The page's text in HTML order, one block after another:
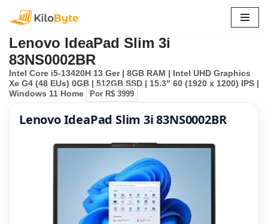
para
o
conteúdo
Lenovo IdeaPad Slim 3i
83NS0002BR
Intel Core i5-13420H 13 Ger | 8GB RAM | Intel UHD Graphics
Xe G4 (48 EUs) 0GB | 512GB SSD | 15.3" 60 (1920 x 1200) IPS |
Windows 11 Home
Por R$ 3999
Lenovo IdeaPad Slim 3i 83NS0002BR